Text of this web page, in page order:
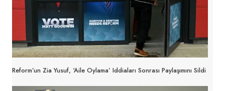
Reform’un Zia Yusuf, ‘aile Oylama’ Iddiaları Sonrası Paylaşımını Sildi